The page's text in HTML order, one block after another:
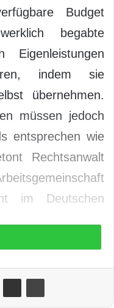
Budget
begabte
Eigenleistungen
indem sie
übernehmen.
müssen jedoch
entsprechen wie
Rechtsanwalt
im Deutschen